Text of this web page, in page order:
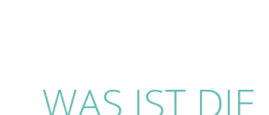
WAS IST DIE